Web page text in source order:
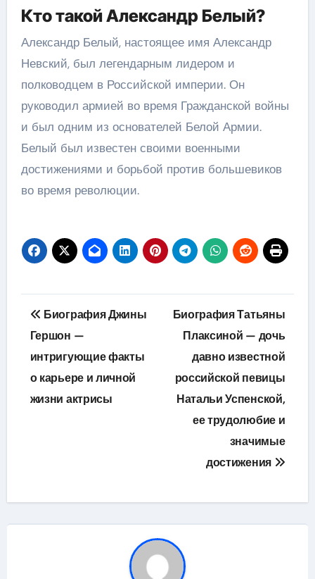
Кто такой Александр Белый?
Александр Белый, настоящее имя Александр
Невский, был легендарным лидером и
полководцем в Российской империи. Он
руководил армией во время Гражданской войны
и был одним из основателей Белой Армии.
Белый был известен своими военными
достижениями и борьбой против большевиков
во время революции.
Навигация
по
записям
Биография Джины
Гершон —
интригующие факты
о карьере и личной
жизни актрисы
Биография Татьяны
Плаксиной — дочь
давно известной
российской певицы
Натальи Успенской,
ее трудолюбие и
значимые
достижения